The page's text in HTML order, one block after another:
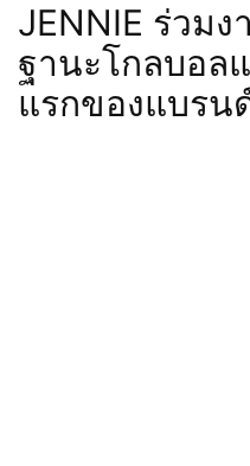
JENNIE ร่วม
ฐานะโกลบอล
แรกของแบรน